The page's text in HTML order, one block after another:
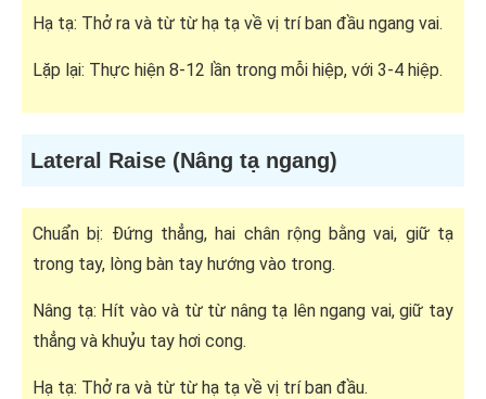
Hạ tạ: Thở ra và từ từ hạ tạ về vị trí ban đầu ngang vai.
Lặp lại: Thực hiện 8-12 lần trong mỗi hiệp, với 3-4 hiệp.
Lateral Raise (Nâng tạ ngang)
Chuẩn bị: Đứng thẳng, hai chân rộng bằng vai, giữ tạ
trong tay, lòng bàn tay hướng vào trong.
Nâng tạ: Hít vào và từ từ nâng tạ lên ngang vai, giữ tay
thẳng và khuỷu tay hơi cong.
Hạ tạ: Thở ra và từ từ hạ tạ về vị trí ban đầu.